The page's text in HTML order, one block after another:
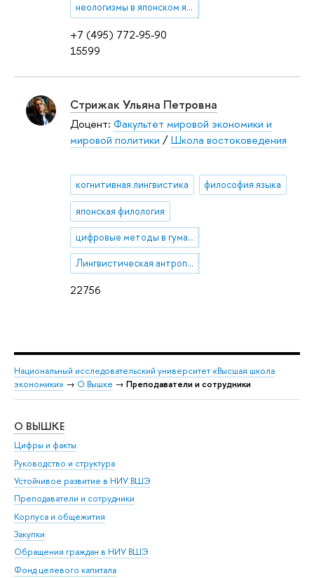
+7 (495) 772-95-90
15599
неологизмы в японском языке
22756
Стрижак Ульяна Петровна
Доцент: Факультет мировой экономики и
мировой политики /Школа востоковедения
когнитивная лингвистика философия языка
японская филология
цифровые методы в гуманитарных науках
Лингвистическая антропология
Национальный исследовательский университет «Высшая школа
экономики» → О Вышке → Преподаватели и сотрудники
О ВЫШКЕ
Цифры и факты
Руководство и структура
Устойчивое развитие в НИУ ВШЭ
Преподаватели и сотрудники
Корпуса и общежития
Закупки
Обращения граждан в НИУ ВШЭ
Фонд целевого капитала